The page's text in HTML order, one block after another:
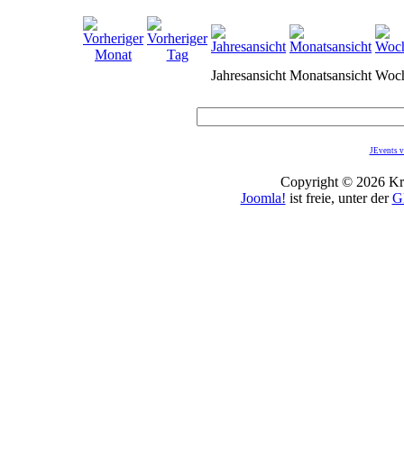
Jahresansicht Monatsansicht
JEvents
Copyright © 2026
Joomla! ist freie, unter der